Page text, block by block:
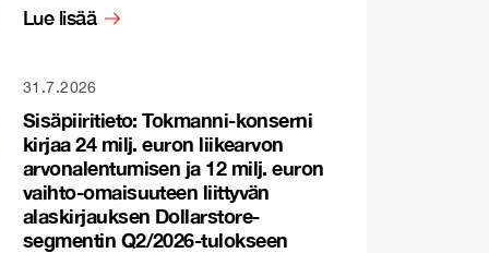
Lue lisää
31.7.2026
Sisäpiiritieto: Tokmanni-konserni
kirjaa 24 milj. euron liikearvon
arvonalentumisen ja 12 milj. euron
vaihto-omaisuuteen liittyvän
alaskirjauksen Dollarstore-
segmentin Q2/2026-tulokseen